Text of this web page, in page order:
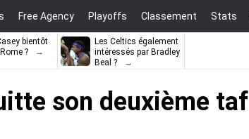
Free Agency Playoffs Classement Stats
bientôt
?
Les Celtics également
intéressés par Bradley
Beal ?
son deuxième taf